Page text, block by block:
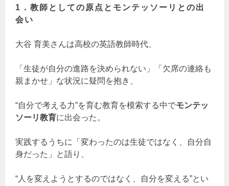
1．教師としての原点とモンテッソーリとの出
会い
大谷 育美さんは高校の英語教師時代、
「生徒が自分の進路を決められない」「欠席の連絡も
親まかせ」な状況に疑問を抱き、
“自分で考える力”を育む教育を模索する中でモンテッ
ソーリ教育に出会った。
実践するうちに「変わったのは生徒ではなく、自分自
身だった」と語り、
“人を変えようとするのではなく、自分を変える”とい